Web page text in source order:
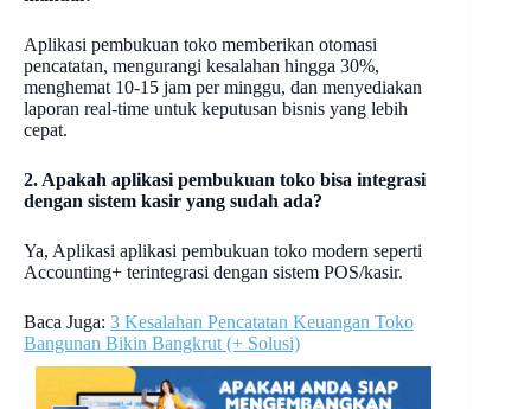
Aplikasi pembukuan toko memberikan otomasi
pencatatan, mengurangi kesalahan hingga 30%,
menghemat 10-15 jam per minggu, dan menyediakan
laporan real-time untuk keputusan bisnis yang lebih
cepat.
2. Apakah aplikasi pembukuan toko bisa integrasi
dengan sistem kasir yang sudah ada?
Ya, Aplikasi aplikasi pembukuan toko modern seperti
Accounting+ terintegrasi dengan sistem POS/kasir.
Baca Juga: 3 Kesalahan Pencatatan Keuangan Toko
Bangunan Bikin Bangkrut (+ Solusi)